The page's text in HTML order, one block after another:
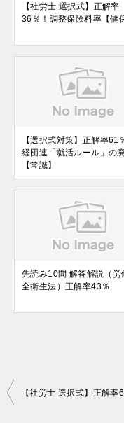
【社労士 選択式】正解率
36％！調整保険料率【健
【選択式対策】正解率61
経団連「就活ルール」の
【常識】
先読み10問 解答解説（労
全衛生法）正解率43％
投